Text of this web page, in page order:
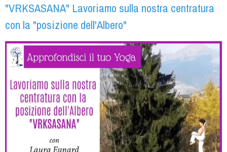
"VRKSASANA" Lavoriamo sulla nostra centratura
con la "posizione dell'Albero"